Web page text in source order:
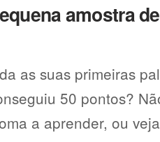
amostra
as suas primeiras
50 pontos?
a aprender, ou